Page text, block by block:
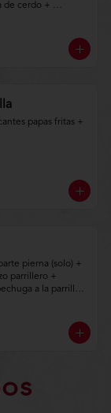
de cerdo +
papas fritas +
pierna (solo) +
parrillero +
a la parrilla +